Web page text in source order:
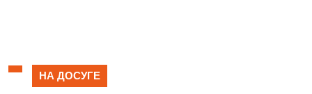
НА ДОСУГЕ